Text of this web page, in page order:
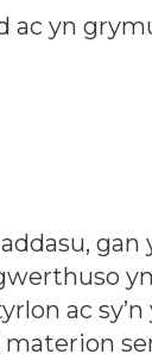
ac yn
gan
ac
materion